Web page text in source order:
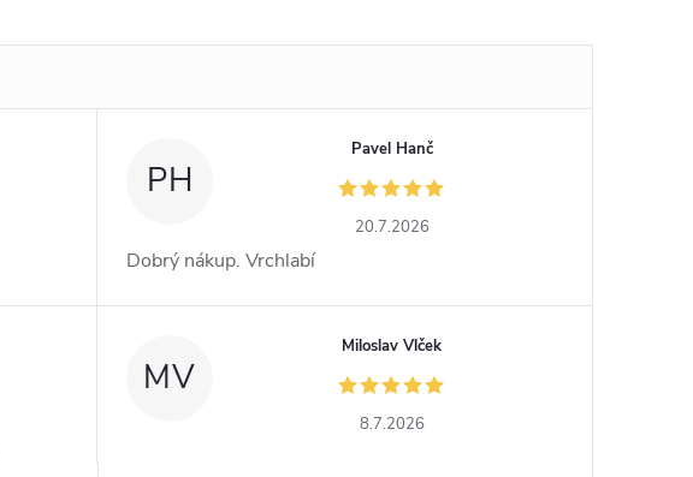
PH
Pavel Hanč
20.7.2026
Dobrý nákup. Vrchlabí
MV
Miloslav Vlček
8.7.2026